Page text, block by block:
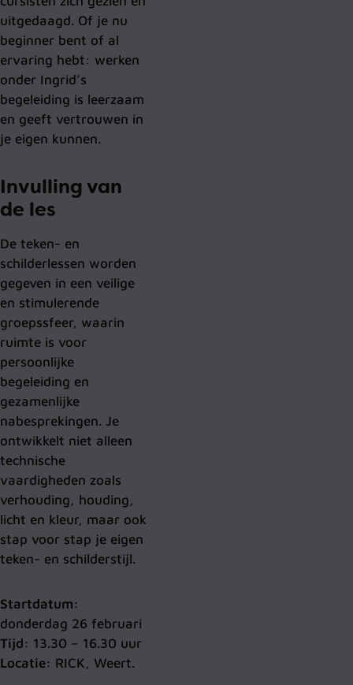
uitgedaagd. Of je nu
beginner bent of al
ervaring hebt: werken
onder Ingrid’s
begeleiding is leerzaam
en geeft vertrouwen in
je eigen kunnen.
Invulling van
de les
De teken- en
schilderlessen worden
gegeven in een veilige
en stimulerende
groepssfeer, waarin
ruimte is voor
persoonlijke
begeleiding en
gezamenlijke
nabesprekingen. Je
ontwikkelt niet alleen
technische
vaardigheden zoals
verhouding, houding,
licht en kleur, maar ook
stap voor stap je eigen
teken- en schilderstijl.
Startdatum:
donderdag 26 februari
Tijd: 13.30 – 16.30 uur
Locatie: RICK, Weert.